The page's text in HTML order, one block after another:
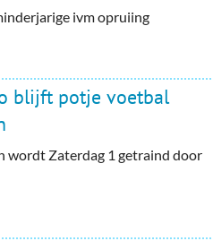
ivm opruiing
blijft potje voetbal
wordt Zaterdag 1 getraind door